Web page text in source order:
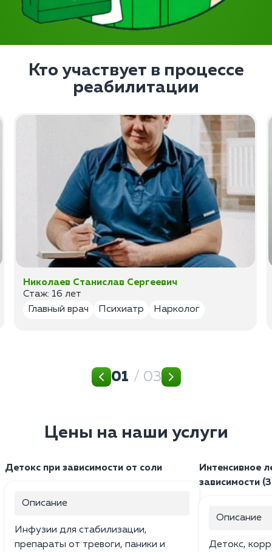
Кто участвует в процессе
реабилитации
Николаев Станислав Сергеевич
Стаж: 16 лет
Главный врач
Психиатр Нарколог
01 / 03
Цены на наши услуги
Детокс при зависимости от соли
Описание
Инфузии для стабилизации,
препараты от тревоги, паники и
Интенсивное
зависимости
Описание
Детокс,